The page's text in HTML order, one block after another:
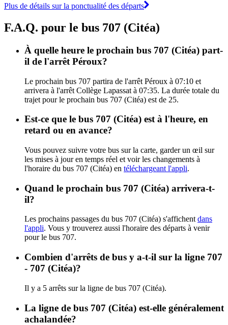
Plus de détails sur la ponctualité des départs
F.A.Q. pour le bus 707 (Citéa)
À quelle heure le prochain bus 707 (Citéa) part-
il de l'arrêt Péroux?
Le prochain bus 707 partira de l'arrêt Péroux à 07:10 et
arrivera à l'arrêt Collège Lapassat à 07:35. La durée totale du
trajet pour le prochain bus 707 (Citéa) est de 25.
Est-ce que le bus 707 (Citéa) est à l'heure, en
retard ou en avance?
Vous pouvez suivre votre bus sur la carte, garder un œil sur
les mises à jour en temps réel et voir les changements à
l'horaire du bus 707 (Citéa) en téléchargeant l'appli.
Quand le prochain bus 707 (Citéa) arrivera-t-
il?
Les prochains passages du bus 707 (Citéa) s'affichent dans
l'appli. Vous y trouverez aussi l'horaire des départs à venir
pour le bus 707.
Combien d'arrêts de bus y a-t-il sur la ligne 707
- 707 (Citéa)?
Il y a 5 arrêts sur la ligne de bus 707 (Citéa).
La ligne de bus 707 (Citéa) est-elle généralement
achalandée?